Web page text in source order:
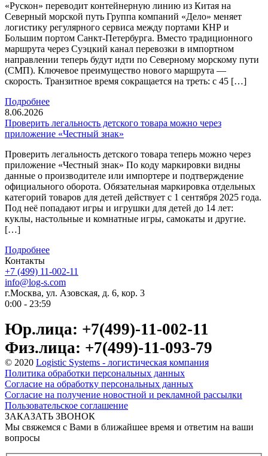
«Рускон» переводит контейнерную линию из Китая на
Северный морской путь Группа компаний «Дело» меняет
логистику регулярного сервиса между портами КНР и
Большим портом Санкт-Петербурга. Вместо традиционного
маршрута через Суэцкий канал перевозки в импортном
направлении теперь будут идти по Северному морскому пути
(СМП). Ключевое преимущество нового маршрута —
скорость. Транзитное время сокращается на треть: с 45 […]
Подробнее
8.06.2026
Проверить легальность детского товара можно через
приложение «Честный знак»
Проверить легальность детского товара теперь можно через
приложение «Честный знак» По коду маркировки видны
данные о производителе или импортере и подтверждение
официального оборота. Обязательная маркировка отдельных
категорий товаров для детей действует с 1 сентября 2025 года.
Под неё попадают игры и игрушки для детей до 14 лет:
куклы, настольные и комнатные игры, самокаты и другие.
[…]
Подробнее
Контакты
+7 (499) 11-002-11
info@log-s.com
г.Москва, ул. Азовская, д. 6, кор. 3
0:00 - 23:59
Юр.лица: +7(499)-11-002-11
Физ.лица: +7(499)-11-093-79
© 2020 Logistic Systems - логистическая компания
Политика обработки персональных данных
Согласие на обработку персональных данных
Согласие на получение новостной и рекламной рассылки
Пользовательское соглашение
ЗАКАЗАТЬ ЗВОНОК
Мы свяжемся с Вами в ближайшее время и ответим на ваши
вопросы